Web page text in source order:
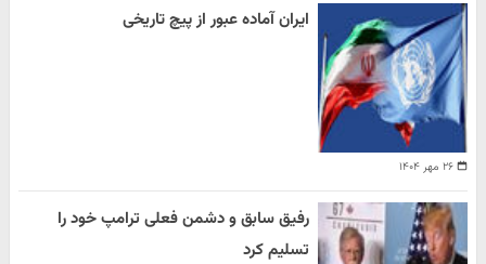
۲۶ مهر ۱۴۰۴
ایران آماده عبور از پیچ تاریخی
رفیق سابق و دشمن فعلی ترامپ خود را
تسلیم کرد